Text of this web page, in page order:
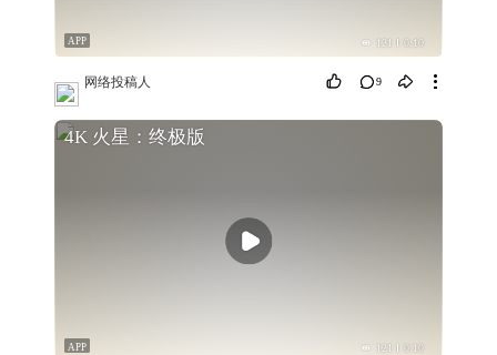
121 0:10
APP
网络投稿人 9
4K 火星：终极版
121 0:10
APP